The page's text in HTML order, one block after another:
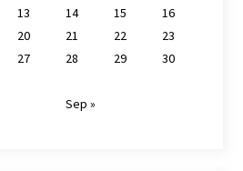
13 14 15
16
20 21 22
23
27 28 29
30
Sep »